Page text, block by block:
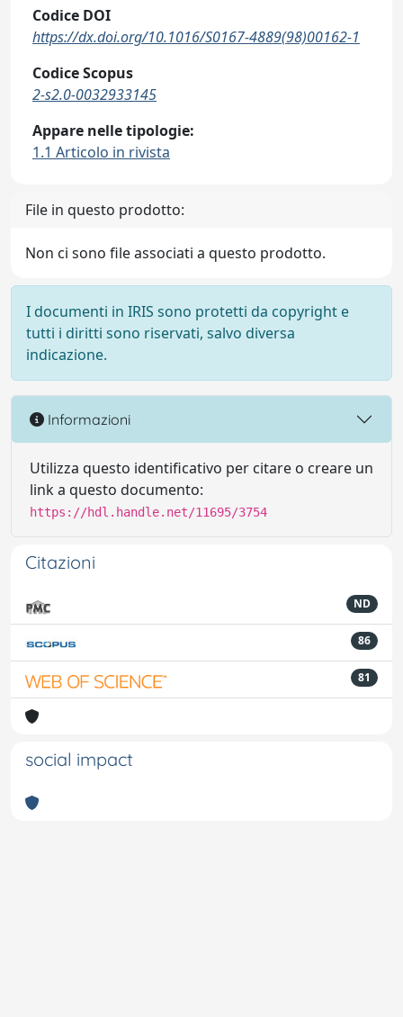
Codice DOI
https://dx.doi.org/10.1016/S0167-4889(98)00162-1
Codice Scopus
2-s2.0-0032933145
Appare nelle tipologie:
1.1 Articolo in rivista
File in questo prodotto:
Non ci sono file associati a questo prodotto.
I documenti in IRIS sono protetti da copyright e
tutti i diritti sono riservati, salvo diversa
indicazione.
Informazioni
Utilizza questo identificativo per citare o creare un
link a questo documento:
https://hdl.handle.net/11695/3754
Citazioni
ND
86
81
social impact